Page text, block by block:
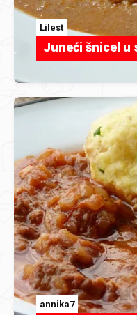
Lilest
Juneći šnicel u
annika7